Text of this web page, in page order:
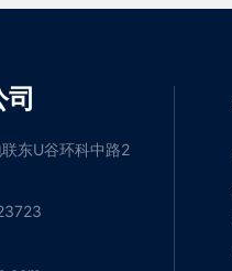
东U谷环科中路2